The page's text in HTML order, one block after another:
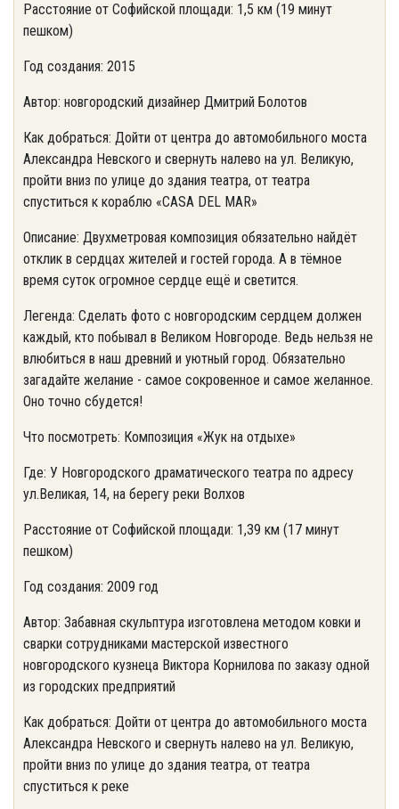
Расстояние от Софийской площади: 1,5 км (19 минут
пешком)
Год создания: 2015
Автор: новгородский дизайнер Дмитрий Болотов
Как добраться: Дойти от центра до автомобильного моста
Александра Невского и свернуть налево на ул. Великую,
пройти вниз по улице до здания театра, от театра
спуститься к кораблю «CASA DEL MAR»
Описание: Двухметровая композиция обязательно найдёт
отклик в сердцах жителей и гостей города. А в тёмное
время суток огромное сердце ещё и светится.
Легенда: Сделать фото с новгородским сердцем должен
каждый, кто побывал в Великом Новгороде. Ведь нельзя не
влюбиться в наш древний и уютный город. Обязательно
загадайте желание - самое сокровенное и самое желанное.
Оно точно сбудется!
Что посмотреть: Композиция «Жук на отдыхе»
Где: У Новгородского драматического театра по адресу
ул.Великая, 14, на берегу реки Волхов
Расстояние от Софийской площади: 1,39 км (17 минут
пешком)
Год создания: 2009 год
Автор: Забавная скульптура изготовлена методом ковки и
сварки сотрудниками мастерской известного
новгородского кузнеца Виктора Корнилова по заказу одной
из городских предприятий
Как добраться: Дойти от центра до автомобильного моста
Александра Невского и свернуть налево на ул. Великую,
пройти вниз по улице до здания театра, от театра
спуститься к реке